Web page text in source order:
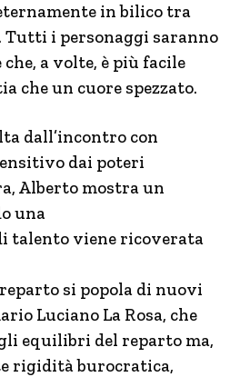
in bilico tra
Tutti i personaggi saranno
a volte, è più facile
che un cuore spezzato.
dall’incontro con
dai poteri
Alberto mostra un
una
talento viene ricoverata
si popola di nuovi
Luciano La Rosa, che
equilibri del reparto ma,
rigidità burocratica,